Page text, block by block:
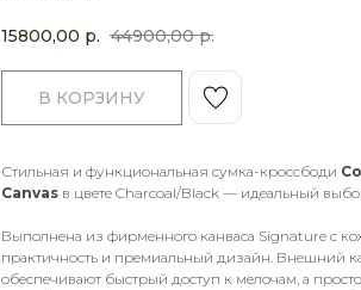
15800,00 р. 44900,00 р.
В КОРЗИНУ
Стильная и функциональная сумка-кроссбоди
Canvas в цвете Charcoal/Black — идеальный
Выполнена из фирменного канваса Signature с
практичность и премиальный дизайн. Внешний
обеспечивают быстрый доступ к мелочам, а